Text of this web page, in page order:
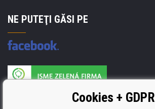
NE PUTEŢI GĂSI PE
Producătorul umpluturii de rezervă este certificat
ISO 9001, ISO 14001 şi STMC.Cookies + GDPR